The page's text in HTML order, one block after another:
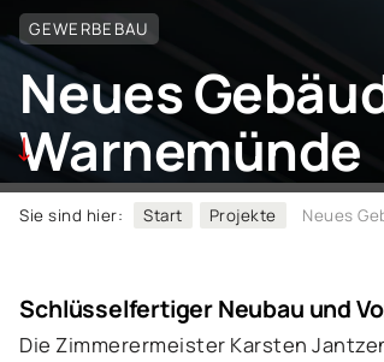
GEWERBEBAU
Neues
Warnemünde
Sie sind hier: Start Projekte
Schlüsselfertiger Neubau und
Die Zimmerermeister Karsten